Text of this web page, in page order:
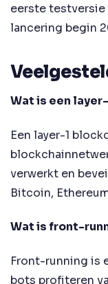
eerste
lancering begin
Wat is een
Een layer-1
verwerkt en
Bitcoin,
Wat is front-
Front-running is
bots profiteren